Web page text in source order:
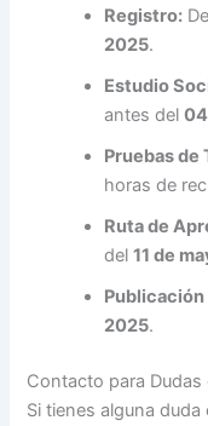
Registro:
2025.
Estudio
antes del
Pruebas de
horas de
Ruta de
del11 de
2025.
Contacto para Dudas
Si tienes alguna